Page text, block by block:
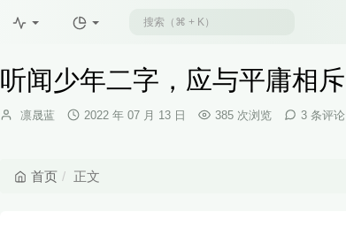
听闻少年二字，应与平庸相斥
博
凛晟蓝
发
2022 年 07 月 13 日 385 次浏览 3 条评论
首页 正文